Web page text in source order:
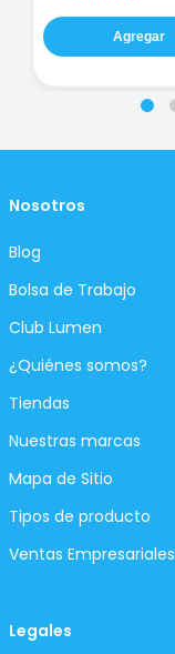
Agregar
Nosotros
Blog
Bolsa de Trabajo
Club Lumen
¿Quiénes somos?
Tiendas
Nuestras marcas
Mapa de Sitio
Tipos de producto
Ventas Empresariales
Legales